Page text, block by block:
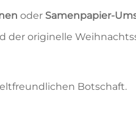
oder Samenpapier-
der originelle
Botschaft.